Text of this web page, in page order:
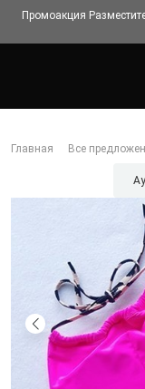
Промоакция
Главная Все